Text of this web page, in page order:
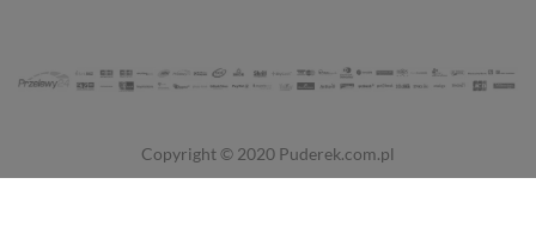
Copyright © 2020 Puderek.com.pl